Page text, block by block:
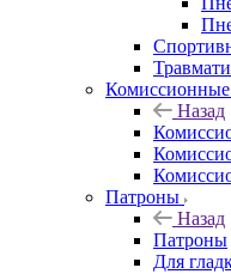
Назад
Патроны
Назад
Патроны
Для